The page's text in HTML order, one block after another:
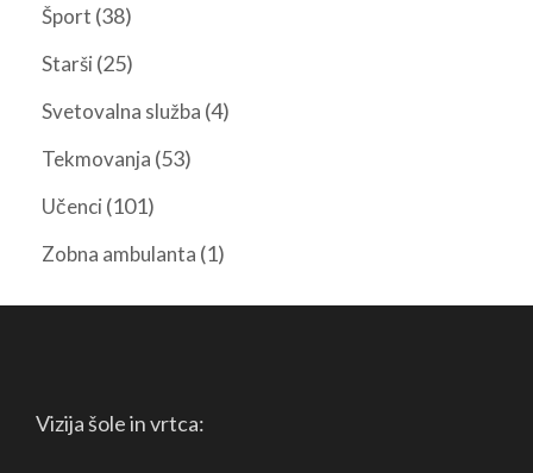
Šport (38)
Starši (25)
Svetovalna služba (4)
Tekmovanja (53)
Učenci (101)
Zobna ambulanta (1)
Vizija šole in vrtca: